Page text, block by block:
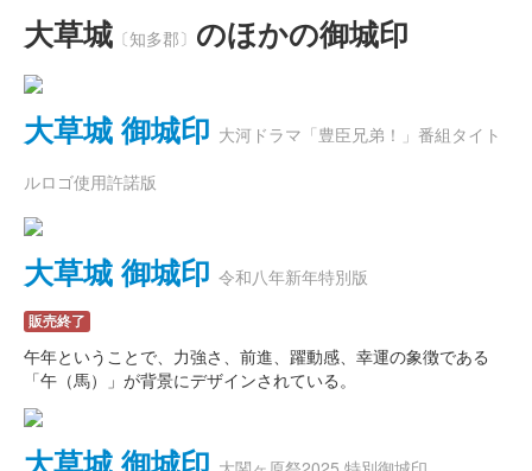
大草城 〔知多郡〕 のほかの御城印
大草城 御城印 大河ドラマ「豊臣兄弟！」番組タイト
ルロゴ使用許諾版
大草城 御城印 令和八年新年特別版
販売終了
午年ということで、力強さ、前進、躍動感、幸運の象徴である
「午（馬）」が背景にデザインされている。